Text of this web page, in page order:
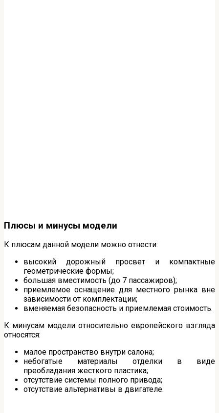
Плюсы и минусы модели
К плюсам данной модели можно отнести:
высокий дорожный просвет и компактные
геометрические формы;
большая вместимость (до 7 пассажиров);
приемлемое оснащение для местного рынка вне
зависимости от комплектации;
вменяемая безопасность и приемлемая стоимость.
К минусам модели относительно европейского взгляда
относятся:
малое пространство внутри салона;
небогатые материалы отделки в виде
преобладания жесткого пластика;
отсутствие системы полного привода;
отсутствие альтернативы в двигателе.